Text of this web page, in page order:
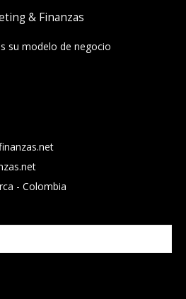
& Finanzas
su modelo de negocio
- Colombia